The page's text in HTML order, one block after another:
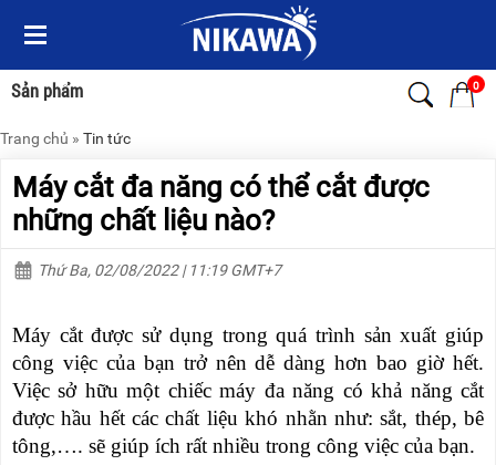
Sản phẩm 0
Menu
Sản
phẩm
TRANG
THANG
NHÔM
XE
BỘ
DÂY
THOÁT
HIỂM
TỰ
ĐỘNG
Menu
Sản
phẩm
TRANG
THANG
NHÔM
THANG
THANG
NHÔM
GIA
ĐÌNH
THANG
Trang chủ » Tin tức
Máy cắt đa năng có thể cắt được
những chất liệu nào?
Thứ Ba, 02/08/2022 | 11:19 GMT+7
Máy cắt được sử dụng trong quá trình sản xuất giúp
công việc của bạn trở nên dễ dàng hơn bao giờ hết.
Việc sở hữu một chiếc máy đa năng có khả năng cắt
được hầu hết các chất liệu khó nhằn như: sắt, thép, bê
tông,…. sẽ giúp ích rất nhiều trong công việc của bạn.